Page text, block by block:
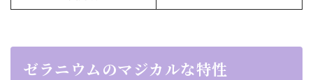
ゼラニウムのマジカルな特性